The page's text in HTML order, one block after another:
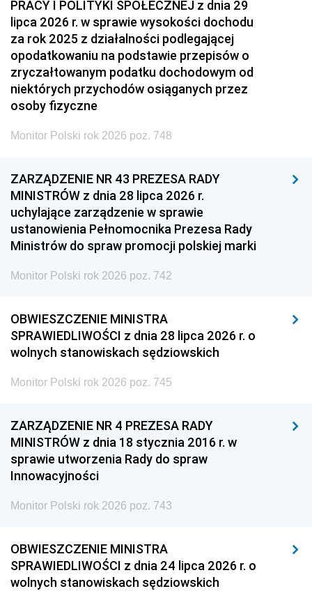
PRACY I POLITYKI SPOŁECZNEJ z dnia 29
lipca 2026 r. w sprawie wysokości dochodu
za rok 2025 z działalności podlegającej
opodatkowaniu na podstawie przepisów o
zryczałtowanym podatku dochodowym od
niektórych przychodów osiąganych przez
osoby fizyczne
Monitor Polski rok 2026 poz. 748
ZARZĄDZENIE NR 43 PREZESA RADY
MINISTRÓW z dnia 28 lipca 2026 r.
uchylające zarządzenie w sprawie
ustanowienia Pełnomocnika Prezesa Rady
Ministrów do spraw promocji polskiej marki
Monitor Polski rok 2026 poz. 742
OBWIESZCZENIE MINISTRA
SPRAWIEDLIWOŚCI z dnia 28 lipca 2026 r. o
wolnych stanowiskach sędziowskich
Monitor Polski rok 2026 poz. 745
ZARZĄDZENIE NR 4 PREZESA RADY
MINISTRÓW z dnia 18 stycznia 2016 r. w
sprawie utworzenia Rady do spraw
Innowacyjności
Monitor Polski rok 2026 poz. 743
OBWIESZCZENIE MINISTRA
SPRAWIEDLIWOŚCI z dnia 24 lipca 2026 r. o
wolnych stanowiskach sędziowskich